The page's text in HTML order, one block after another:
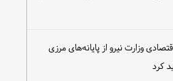
وزارت نیرو از پایانه‌های مرزی
کرد